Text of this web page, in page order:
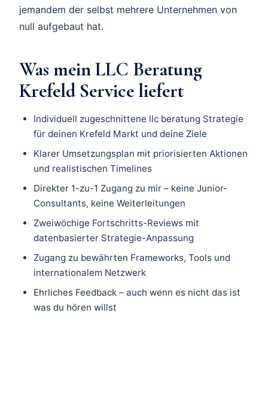
jemandem der selbst mehrere Unternehmen von
null aufgebaut hat.
Was mein LLC Beratung
Krefeld Service liefert
Individuell zugeschnittene llc beratung Strategie
für deinen Krefeld Markt und deine Ziele
Klarer Umsetzungsplan mit priorisierten Aktionen
und realistischen Timelines
Direkter 1-zu-1 Zugang zu mir – keine Junior-
Consultants, keine Weiterleitungen
Zweiwöchige Fortschritts-Reviews mit
datenbasierter Strategie-Anpassung
Zugang zu bewährten Frameworks, Tools und
internationalem Netzwerk
Ehrliches Feedback – auch wenn es nicht das ist
was du hören willst